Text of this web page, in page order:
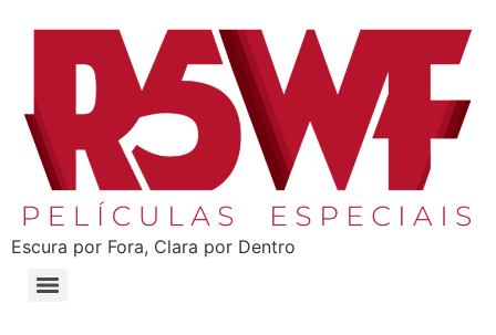
Escura por Fora, Clara por Dentro